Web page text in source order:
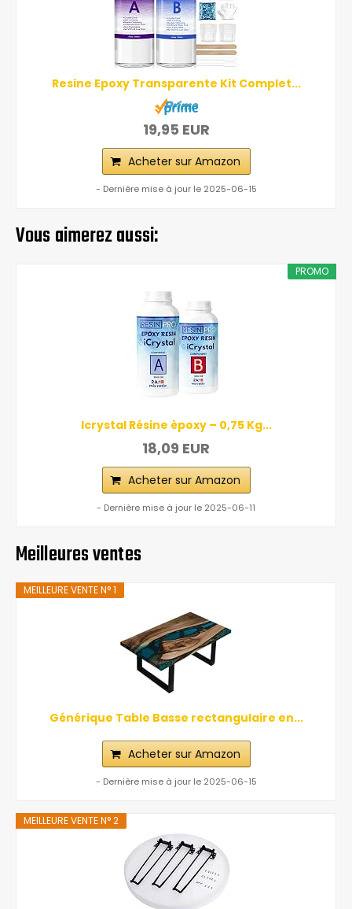
Resine Epoxy Transparente Kit Complet...
19,95 EUR
Acheter sur Amazon
- Dernière mise à jour le 2025-06-15
Vous aimerez aussi:
PROMO
Icrystal Résine èpoxy – 0,75 Kg...
18,09 EUR
Acheter sur Amazon
- Dernière mise à jour le 2025-06-11
Meilleures ventes
MEILLEURE VENTE N° 1
Générique Table Basse rectangulaire en...
Acheter sur Amazon
- Dernière mise à jour le 2025-06-15
MEILLEURE VENTE N° 2